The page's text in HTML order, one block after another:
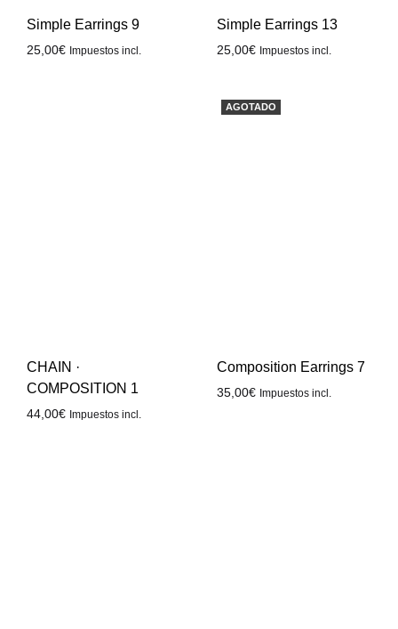
Simple Earrings 9
25,00€ Impuestos incl.
Simple Earrings 13
25,00€ Impuestos incl.
CHAIN ·
COMPOSITION 1
44,00€ Impuestos incl.
AGOTADO
Composition Earrings 7
35,00€ Impuestos incl.